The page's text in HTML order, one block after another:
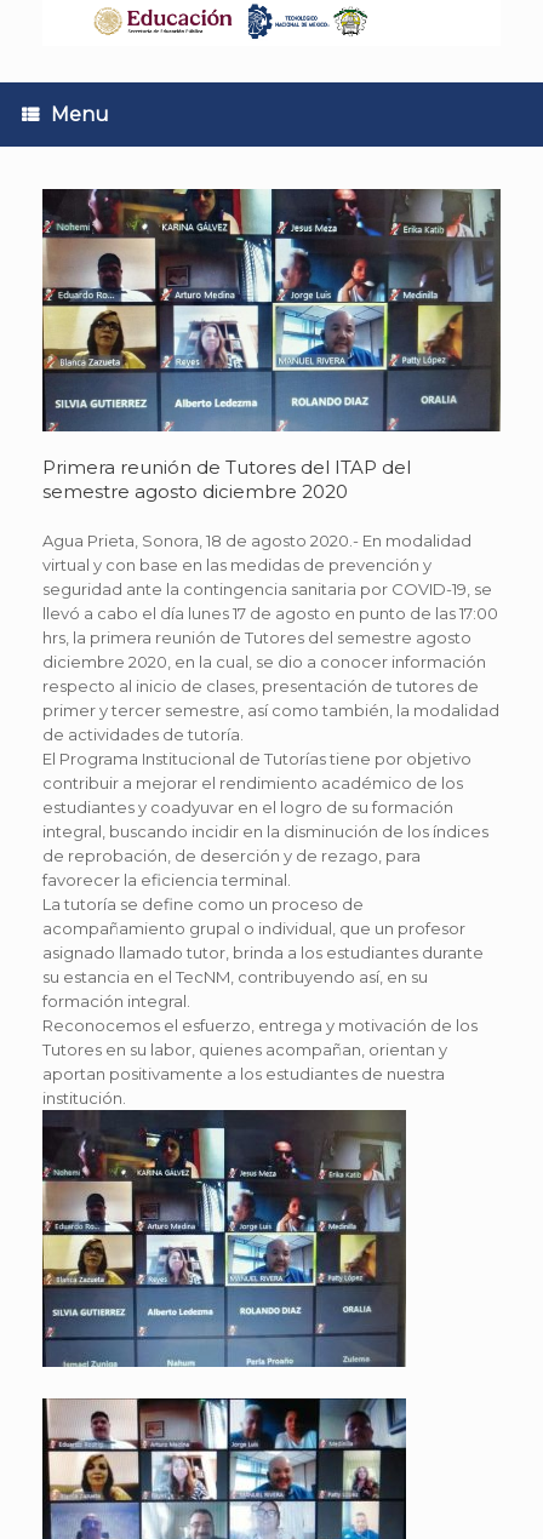
Menu
Primera reunión de Tutores del ITAP del
semestre agosto diciembre 2020
Agua Prieta, Sonora, 18 de agosto 2020.- En modalidad
virtual y con base en las medidas de prevención y
seguridad ante la contingencia sanitaria por COVID-19, se
llevó a cabo el día lunes 17 de agosto en punto de las 17:00
hrs, la primera reunión de Tutores del semestre agosto
diciembre 2020, en la cual, se dio a conocer información
respecto al inicio de clases, presentación de tutores de
primer y tercer semestre, así como también, la modalidad
de actividades de tutoría.
El Programa Institucional de Tutorías tiene por objetivo
contribuir a mejorar el rendimiento académico de los
estudiantes y coadyuvar en el logro de su formación
integral, buscando incidir en la disminución de los índices
de reprobación, de deserción y de rezago, para
favorecer la eficiencia terminal.
La tutoría se define como un proceso de
acompañamiento grupal o individual, que un profesor
asignado llamado tutor, brinda a los estudiantes durante
su estancia en el TecNM, contribuyendo así, en su
formación integral.
Reconocemos el esfuerzo, entrega y motivación de los
Tutores en su labor, quienes acompañan, orientan y
aportan positivamente a los estudiantes de nuestra
institución.